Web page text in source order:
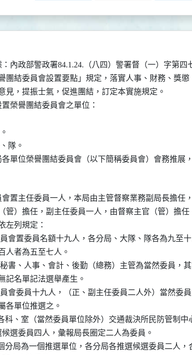
：內政部警政署84.1.24.（八四）警署督（一）字第
榮譽團結委員會設置要點」規定，落實人事、財務、獎
通意見，提振士氣，促進團結，訂定本實施規定。
置榮譽團結委員會之單位：
、隊。
會置主任委員一人，本局由主管督察業務副局長擔任
官（管）擔任，副主任委員一人，由督察主官（管）擔
依左列規定：
委員會置委員名額十九人，各分局、大隊、隊各為九至
百人者為五至七人。
位秘書、人事、會計、後勤（總務）主管為當然委員，
無記名單記法選舉產生。
委員會委員十九人，（正、副主任委員二人外）當然委
屬各單位推選之。
局各科、室（當然委員單位除外）交通裁決所民防管制
推選候選委員四人，彙報局長圈定二人為委員。
四個分局為一個推選單位，各分局各推選候選委員二人